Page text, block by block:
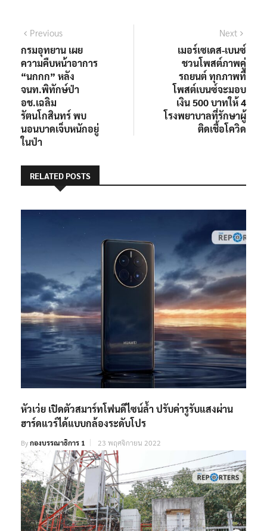
Previous
กรมอุทยาน เผย
ความคืบหน้าอาการ
“นกกก” หลัง
จนท.พิทักษ์ป่า
อช.เฉลิม
รัตนโกสินทร์ พบ
นอนบาดเจ็บหนักอยู่
ในป่า
Next
เมอร์เซเดส-เบนซ์
ชวนโพสต์ภาพคู่
รถยนต์ ทุกภาพที่
โพสต์เบนซ์จะมอบ
เงิน 500 บาทให้ 4
โรงพยาบาลที่รักษาผู้
ติดเชื้อโควิด
RELATED POSTS
หัวเว่ย เปิดตัวสมาร์ทโฟนดีไซน์ล้ำ ปรับค่ารูรับแสงผ่าน
ฮาร์ดแวร์ได้แบบกล้องระดับโปร
Byกองบรรณาธิการ 1 23 พฤศจิกายน 2022